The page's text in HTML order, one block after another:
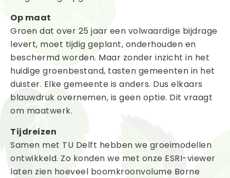
Op maat
Groen dat over 25 jaar een volwaardige bijdrage
levert, moet tijdig geplant, onderhouden en
beschermd worden. Maar zonder inzicht in het
huidige groenbestand, tasten gemeenten in het
duister. Elke gemeente is anders. Dus elkaars
blauwdruk overnemen, is geen optie. Dit vraagt
om maatwerk.
Tijdreizen
Samen met TU Delft hebben we groeimodellen
ontwikkeld. Zo konden we met onze ESRI-viewer
laten zien hoeveel boomkroonvolume Borne